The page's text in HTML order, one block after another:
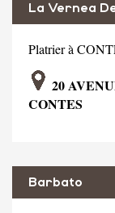
La Vernea
Platrier à
20
CONTES
Barbato